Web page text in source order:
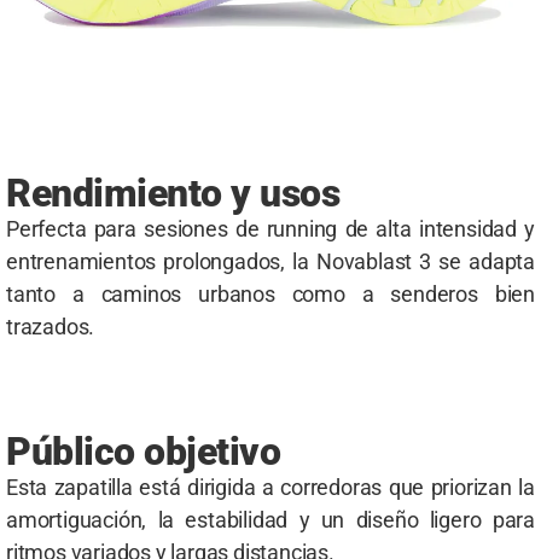
Rendimiento y usos
Perfecta para sesiones de running de alta intensidad y
entrenamientos prolongados, la Novablast 3 se adapta
tanto a caminos urbanos como a senderos bien
trazados.
Público objetivo
Esta zapatilla está dirigida a corredoras que priorizan la
amortiguación, la estabilidad y un diseño ligero para
ritmos variados y largas distancias.